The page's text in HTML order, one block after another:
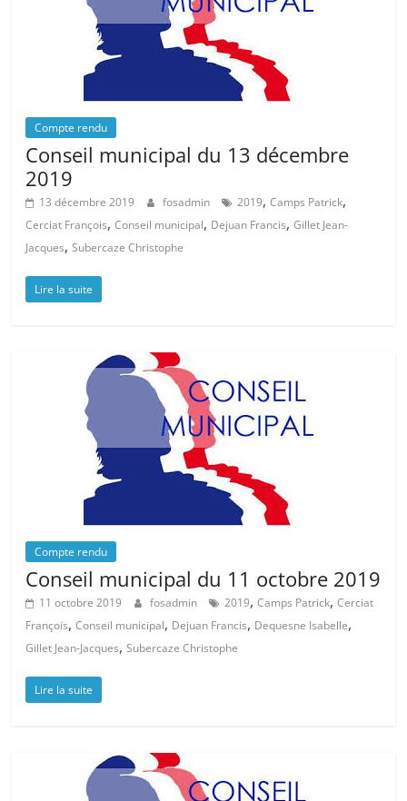
Compte rendu
Conseil municipal du 13 décembre
2019
13 décembre 2019 fosadmin 2019,Camps Patrick,
Cerciat François,Conseil municipal, Dejuan Francis,Gillet Jean-
Jacques,Subercaze Christophe
Lire la suite
Compte rendu
Conseil municipal du 11 octobre 2019
11 octobre 2019 fosadmin 2019,Camps Patrick,Cerciat
François,Conseil municipal, Dejuan Francis, Dequesne Isabelle,
Gillet Jean-Jacques,Subercaze Christophe
Lire la suite